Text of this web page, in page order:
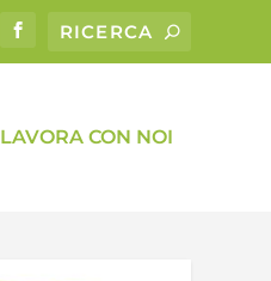
LAVORA CON NOI